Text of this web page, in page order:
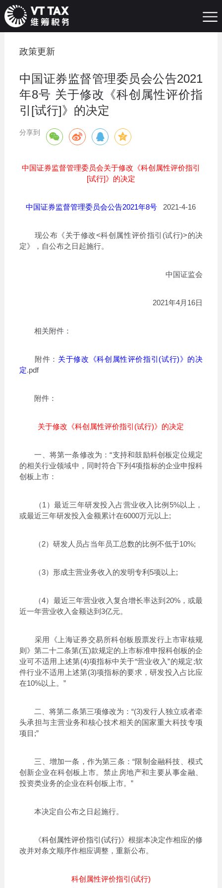
政策更新
中国证券监督管理委员会公告2021
年8号 关于修改《科创属性评价指
引[试行]》的决定
分享到
中国证券监督管理委员会关于修改《科创属性评价指引
[试行]》的决定
中国证券监督管理委员会公告2021年8号 2021-4-16
现公布《关于修改<科创属性评价指引(试行)>的决
定》，自公布之日起施行。
中国证监会
2021年4月16日
相关附件：
附件： 关于修改《科创属性评价指引(试行)》的决
定.pdf
附件：
关于修改《科创属性评价指引(试行)》的决定
一、将第一条修改为：“支持和鼓励科创板定位规定
的相关行业领域中，同时符合下列4项指标的企业申报科
创板上市：
（1）最近三年研发投入占营业收入比例5%以上，
或最近三年研发投入金额累计在6000万元以上;
（2）研发人员占当年员工总数的比例不低于10%;
（3）形成主营业务收入的发明专利5项以上;
（4）最近三年营业收入复合增长率达到20%，或最
近一年营业收入金额达到3亿元。
采用《上海证券交易所科创板股票发行上市审核规
则》第二十二条第(五)款规定的上市标准申报科创板的企
业可不适用上述第(4)项指标中关于“营业收入”的规定;软
件行业不适用上述第(3)项指标的要求，研发投入占比应
在10%以上。”
二、将第二条第三项修改为：“(3)发行人独立或者牵
头承担与主营业务和核心技术相关的国家重大科技专项
项目;”
三、增加一条，作为第三条：“限制金融科技、模式
创新企业在科创板上市。禁止房地产和主要从事金融、
投资类业务的企业在科创板上市。”
本决定自公布之日起施行。
《科创属性评价指引(试行)》根据本决定作相应的修
改并对条文顺序作相应调整，重新公布。
科创属性评价指引(试行)